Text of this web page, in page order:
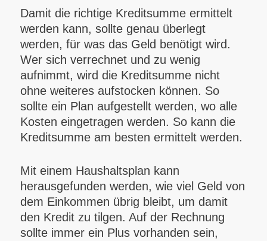
Damit die richtige Kreditsumme ermittelt
werden kann, sollte genau überlegt
werden, für was das Geld benötigt wird.
Wer sich verrechnet und zu wenig
aufnimmt, wird die Kreditsumme nicht
ohne weiteres aufstocken können. So
sollte ein Plan aufgestellt werden, wo alle
Kosten eingetragen werden. So kann die
Kreditsumme am besten ermittelt werden.
Mit einem Haushaltsplan kann
herausgefunden werden, wie viel Geld von
dem Einkommen übrig bleibt, um damit
den Kredit zu tilgen. Auf der Rechnung
sollte immer ein Plus vorhanden sein,